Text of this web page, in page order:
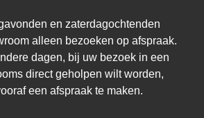
en zaterdagochtenden
alleen bezoeken op afspraak.
dagen, bij uw bezoek in een
direct geholpen wilt worden,
een afspraak te maken.